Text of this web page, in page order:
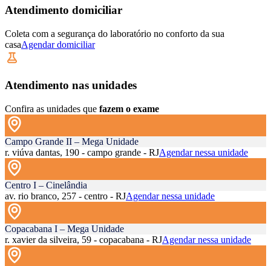
Atendimento domiciliar
Coleta com a segurança do laboratório no conforto da sua
casaAgendar domiciliar
Atendimento nas unidades
Confira as unidades que fazem o exame
Campo Grande II – Mega Unidade
r. viúva dantas, 190 - campo grande - RJAgendar nessa unidade
Centro I – Cinelândia
av. rio branco, 257 - centro - RJAgendar nessa unidade
Copacabana I – Mega Unidade
r. xavier da silveira, 59 - copacabana - RJAgendar nessa unidade